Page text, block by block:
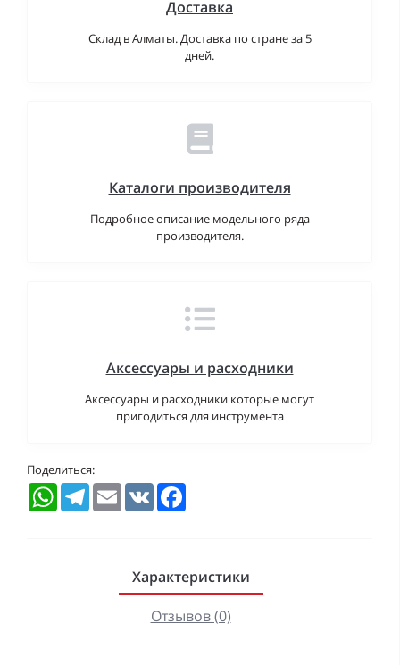
Доставка
Склад в Алматы. Доставка по стране за 5
дней.
Каталоги производителя
Подробное описание модельного ряда
производителя.
Аксессуары и расходники
Аксессуары и расходники которые могут
пригодиться для инструмента
Поделиться:
WhatsAppTelegramEmail VK
Характеристики
Отзывов (0)